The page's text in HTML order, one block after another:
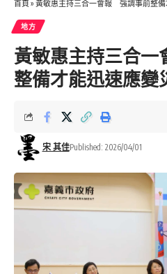
首頁 » 黃敏惠主持三合一會報 強調事前整備
地方
黃敏惠主持三合
整備才能迅速應變
宋 其佳Published: 2026/04/01